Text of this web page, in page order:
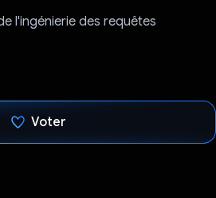
l'ingénierie des requêtes
Voter